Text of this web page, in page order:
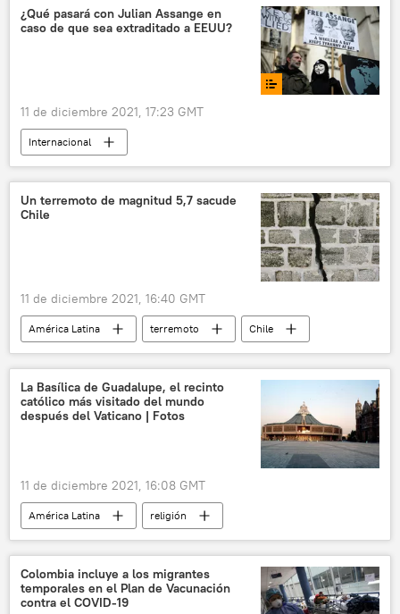
¿Qué pasará con Julian Assange en
caso de que sea extraditado a EEUU?
11 de diciembre 2021, 17:23 GMT
Internacional
📰 Caso del fundador de WikiLeaks Julian Assange
EEUU
Reino Unido
📊 Encuestas
Julian Assange
Australia
Un terremoto de magnitud 5,7 sacude
Chile
11 de diciembre 2021, 16:40 GMT
América Latina terremoto Chile
La Basílica de Guadalupe, el recinto
católico más visitado del mundo
después del Vaticano | Fotos
11 de diciembre 2021, 16:08 GMT
América Latina
religión
Universidad Nacional Autónoma de México (UNAM)
Vaticano
Iglesia católica
🌎 América
México
Virgen de Guadalupe
Colombia incluye a los migrantes
temporales en el Plan de Vacunación
contra el COVID-19